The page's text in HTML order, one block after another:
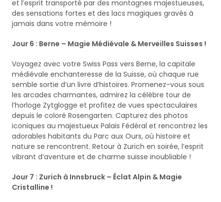
et l’esprit transporté par des montagnes majestueuses,
des sensations fortes et des lacs magiques gravés à
jamais dans votre mémoire !
Jour 6 : Berne – Magie Médiévale & Merveilles Suisses !
Voyagez avec votre Swiss Pass vers Berne, la capitale
médiévale enchanteresse de la Suisse, où chaque rue
semble sortie d’un livre d’histoires. Promenez-vous sous
les arcades charmantes, admirez la célèbre tour de
l’horloge Zytglogge et profitez de vues spectaculaires
depuis le coloré Rosengarten. Capturez des photos
iconiques au majestueux Palais Fédéral et rencontrez les
adorables habitants du Parc aux Ours, où histoire et
nature se rencontrent. Retour à Zurich en soirée, l’esprit
vibrant d’aventure et de charme suisse inoubliable !
Jour 7 : Zurich à Innsbruck – Éclat Alpin & Magie
Cristalline !